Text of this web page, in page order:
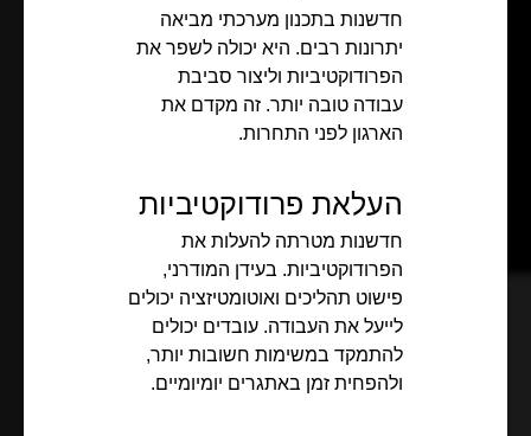
חדשנות בתכנון מערכתי מביאה
יתרונות רבים. היא יכולה לשפר את
הפרודוקטיביות וליצור סביבת
עבודה טובה יותר. זה מקדם את
הארגון לפני התחרות.
העלאת פרודוקטיביות
חדשנות מטרתה להעלות את
הפרודוקטיביות. בעידן המודרני,
פישוט תהליכים ואוטומטיזציה יכולים
לייעל את העבודה. עובדים יכולים
להתמקד במשימות חשובות יותר,
ולהפחית זמן באתגרים יומיומיים.